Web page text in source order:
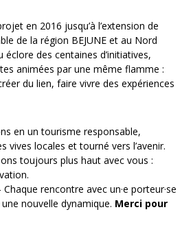
en 2016 jusqu’à l’extension de
de la région BEJUNE et au Nord
des centaines d’initiatives,
animées par une même flamme :
du lien, faire vivre des expériences
en un tourisme responsable,
vives locales et tourné vers l’avenir.
toujours plus haut avec vous :
Chaque rencontre avec un·e porteur·se
nouvelle dynamique. Merci pour